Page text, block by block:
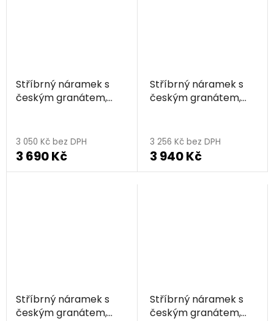
Stříbrný náramek s
českým granátem,
3 050 Kč bez DPH
3 690 Kč
Stříbrný náramek s
českým granátem,
3 256 Kč bez DPH
3 940 Kč
Stříbrný náramek s
českým granátem,
Stříbrný náramek s
českým granátem,